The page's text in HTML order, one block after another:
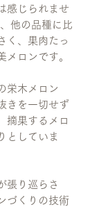
感じられませ
他の品種に比
く、果肉たっ
メロンです。
栄木メロン
きを一切せず
摘果するメロ
としていま
張り巡らさ
づくりの技術